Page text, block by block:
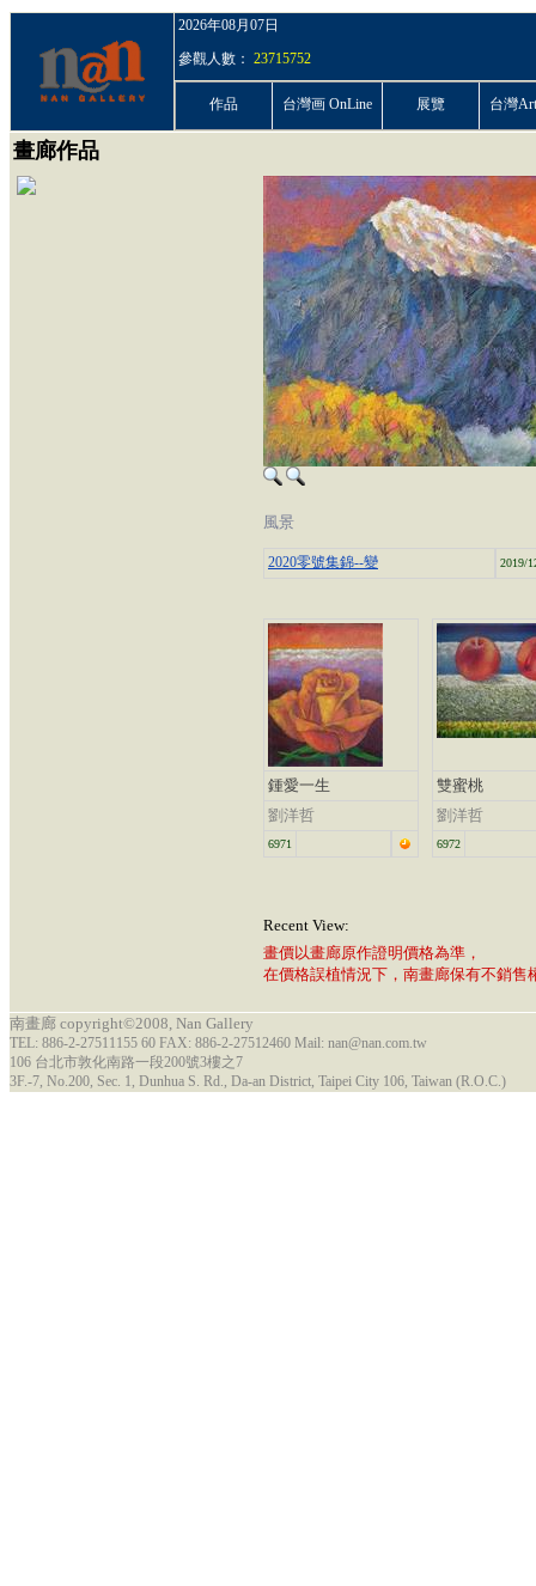
2026年08月07日
參觀人數： 23715752
作品 台灣画 OnLine 展覽 台灣
畫廊作品
風景
2020零號集錦--變 2019/
鍾愛一生
劉洋哲
6971
雙蜜桃
劉洋哲
6972
Recent View:
畫價以畫廊原作證明價格為準，
在價格誤植情況下，南畫廊保有不銷售
南畫廊 copyright©2008, Nan Gallery
TEL: 886-2-27511155 60 FAX: 886-2-27512460 Mail: nan@nan.com.tw
106 台北市敦化南路一段200號3樓之7
3F.-7, No.200, Sec. 1, Dunhua S. Rd., Da-an District, Taipei City 106, Taiwan (R.O.C.)